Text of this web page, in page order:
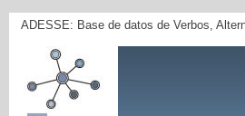
ADESSE: Base de datos de Verbos,